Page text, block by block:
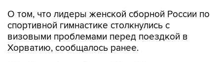
О том, что лидеры женской сборной России по
спортивной гимнастике столкнулись с
визовыми проблемами перед поездкой в
Хорватию, сообщалось ранее.